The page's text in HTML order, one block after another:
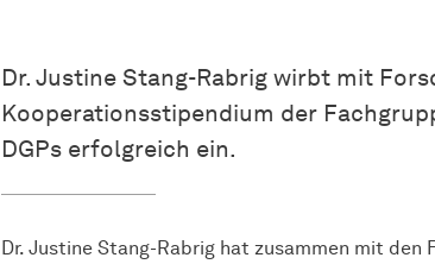
Dr. Justine Stang-Rabrig wirbt mit
Kooperationsstipendium der
DGPs erfolgreich ein.
Dr. Justine Stang-Rabrig hat zusammen mit den